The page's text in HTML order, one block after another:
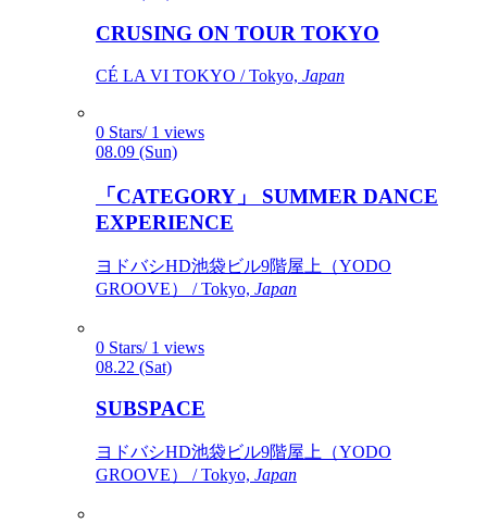
CRUSING ON TOUR TOKYO
CÉ LA VI TOKYO / Tokyo, Japan
0 Stars/ 1 views
08.09 (Sun)
「CATEGORY」 SUMMER DANCE
EXPERIENCE
ヨドバシHD池袋ビル9階屋上（YODO
GROOVE） / Tokyo, Japan
0 Stars/ 1 views
08.22 (Sat)
SUBSPACE
ヨドバシHD池袋ビル9階屋上（YODO
GROOVE） / Tokyo, Japan